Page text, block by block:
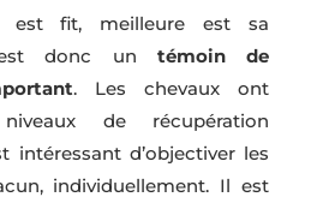
est fit, meilleure est sa
donc un témoin de
. Les chevaux ont
de récupération
intéressant d’objectiver les
individuellement. Il est